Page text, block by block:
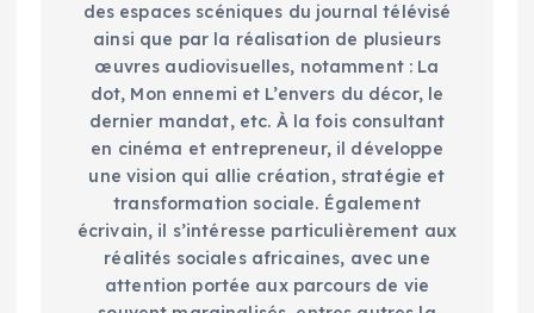
des espaces scéniques du journal télévisé
ainsi que par la réalisation de plusieurs
œuvres audiovisuelles, notamment : La
dot, Mon ennemi et L’envers du décor, le
dernier mandat, etc. À la fois consultant
en cinéma et entrepreneur, il développe
une vision qui allie création, stratégie et
transformation sociale. Également
écrivain, il s’intéresse particulièrement aux
réalités sociales africaines, avec une
attention portée aux parcours de vie